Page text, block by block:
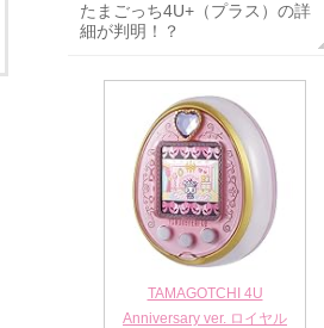
たまごっち4U+（プラス）の詳
細が判明！？
TAMAGOTCHI 4U
Anniversary ver. ロイヤル